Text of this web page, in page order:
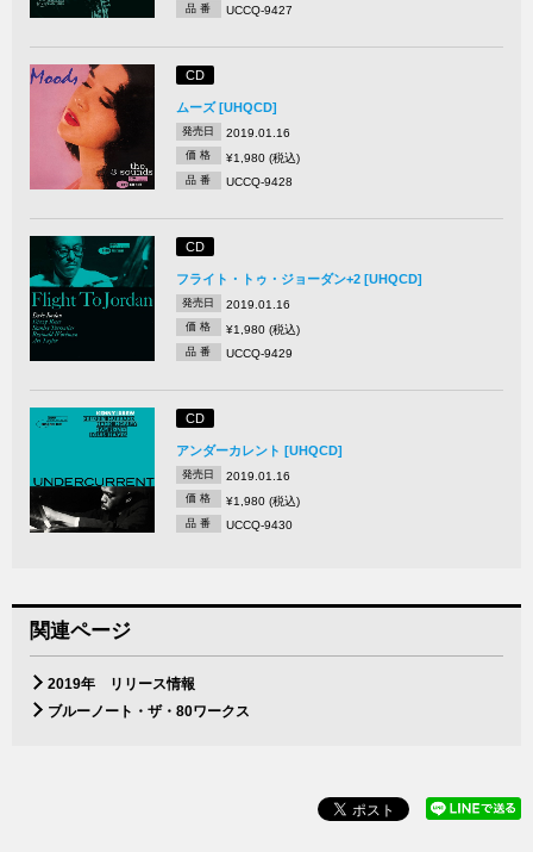
品 番 UCCQ-9427
CD
ムーズ [UHQCD]
発売日 2019.01.16
価 格 ¥1,980 (税込)
品 番 UCCQ-9428
CD
フライト・トゥ・ジョーダン+2 [UHQCD]
発売日 2019.01.16
価 格 ¥1,980 (税込)
品 番 UCCQ-9429
CD
アンダーカレント [UHQCD]
発売日 2019.01.16
価 格 ¥1,980 (税込)
品 番 UCCQ-9430
関連ページ
2019年 リリース情報
ブルーノート・ザ・80ワークス